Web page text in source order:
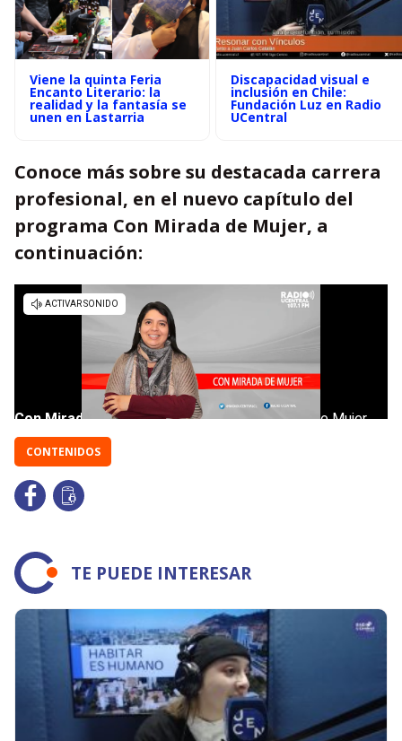
Viene la quinta Feria
Encanto Literario: la
realidad y la fantasía se
unen en Lastarria
Discapacidad visual e
inclusión en Chile:
Fundación Luz en Radio
UCentral
Conoce más sobre su destacada carrera
profesional, en el nuevo capítulo del
programa Con Mirada de Mujer, a
continuación:
CONTENIDOS
TE PUEDE INTERESAR